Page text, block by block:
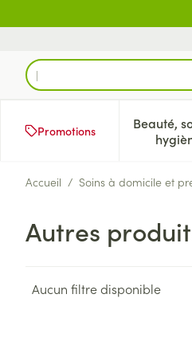
Rechercher
Promotions
Beauté,
Accueil / Soins à domicile et
Autres
Aucun filtre disponible